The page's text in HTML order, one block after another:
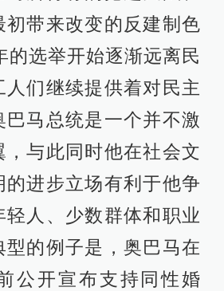
初带来改变的反建制色
的选举开始逐渐远离民
人们继续提供着对民主
巴马总统是一个并不激
，与此同时他在社会文
的进步立场有利于他争
轻人、少数群体和职业
型的例子是，奥巴马在
公开宣布支持同性婚